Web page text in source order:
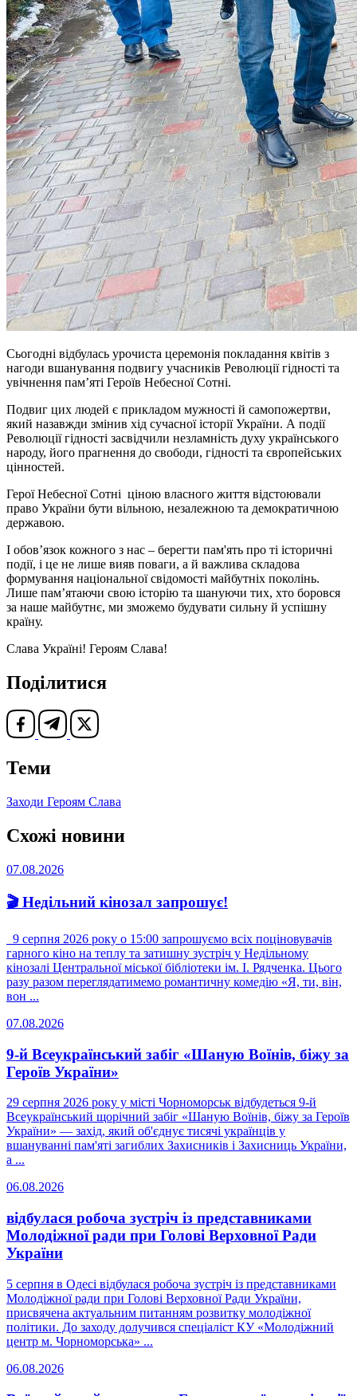
Сьогодні відбулась урочиста церемонія покладання квітів з
нагоди вшанування подвигу учасників Революції гідності та
увічнення пам’яті Героїв Небесної Сотні.
Подвиг цих людей є прикладом мужності й самопожертви,
який назавжди змінив хід сучасної історії України. А події
Революції гідності засвідчили незламність духу українського
народу, його прагнення до свободи, гідності та європейських
цінностей.
Герої Небесної Сотні ціною власного життя відстоювали
право України бути вільною, незалежною та демократичною
державою.
І обов’язок кожного з нас – берегти пам'ять про ті історичні
події, і це не лише вияв поваги, а й важлива складова
формування національної свідомості майбутніх поколінь.
Лише пам’ятаючи свою історію та шануючи тих, хто боровся
за наше майбутнє, ми зможемо будувати сильну й успішну
країну.
Cлава Україні! Героям Слава!
Поділитися
Теми
Заходи Героям Слава
Схожі новини
07.08.2026
🎬 Недільний кінозал запрошує!
9 серпня 2026 року о 15:00 запрошуємо всіх поціновувачів
гарного кіно на теплу та затишну зустріч у Недільному
кінозалі Центральної міської бібліотеки ім. І. Рядченка. Цього
разу разом переглядатимемо романтичну комедію «Я, ти, він,
вон ...
07.08.2026
9-й Всеукраїнський забіг «Шаную Воїнів, біжу за
Героїв України»
29 серпня 2026 року у місті Чорноморськ відбудеться 9-й
Всеукраїнський щорічний забіг «Шаную Воїнів, біжу за Героїв
України» — захід, який об'єднує тисячі українців у
вшануванні пам'яті загиблих Захисників і Захисниць України,
а ...
06.08.2026
відбулася робоча зустріч із представниками
Молодіжної ради при Голові Верховної Ради
України
5 серпня в Одесі відбулася робоча зустріч із представниками
Молодіжної ради при Голові Верховної Ради України,
присвячена актуальним питанням розвитку молодіжної
політики. До заходу долучився спеціаліст КУ «Молодіжний
центр м. Чорноморська» ...
06.08.2026